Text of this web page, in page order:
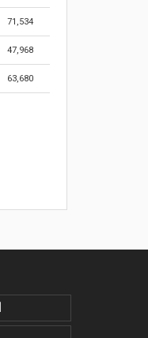
71,534
47,968
63,680